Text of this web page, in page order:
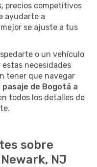
precios competitivos
ayudarte a
se ajuste a tus
o un vehículo
necesidades
tener que navegar
de Bogotá a
todos los detalles de
sobre
NJ